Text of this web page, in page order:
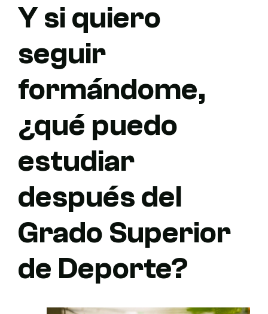
Y si quiero
seguir
formándome,
¿qué puedo
estudiar
después del
Grado Superior
de Deporte?